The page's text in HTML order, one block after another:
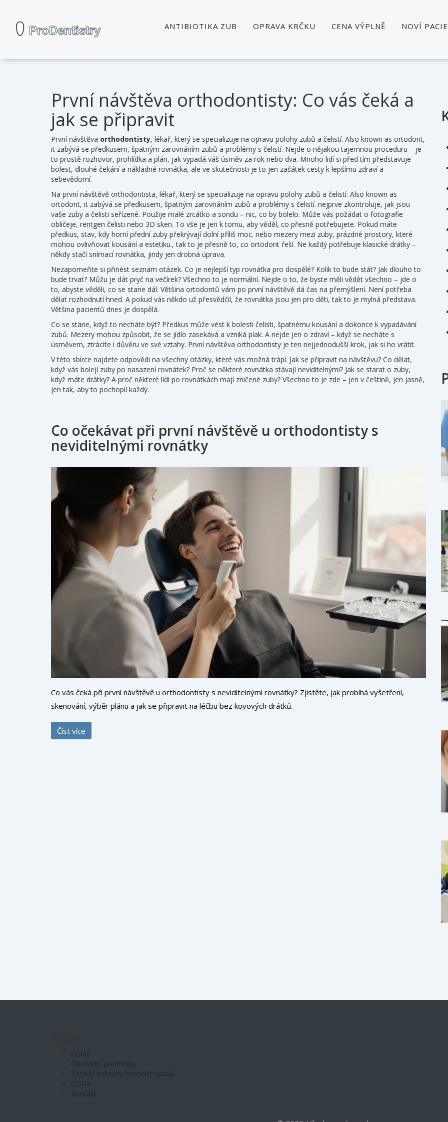
ANTIBIOTIKA ZUB OPRAVA KRČKU CENA VÝPLNĚ NOVÍ
První návštěva orthodontisty: Co vás čeká a
jak se připravit
První návštěva orthodontisty, lékař, který se specializuje na opravu polohy zubů a čelistí. Also known as ortodont,
it zabývá se předkusem, špatným zarovnáním zubů a problémy s čelistí. Nejde o nějakou tajemnou proceduru – je
to prostě rozhovor, prohlídka a plán, jak vypadá váš úsměv za rok nebo dva. Mnoho lidí si před tím představuje
bolest, dlouhé čekání a nákladné rovnátka, ale ve skutečnosti je to jen začátek cesty k lepšímu zdraví a
sebevědomí.
Na první návštěvě orthodontista, lékař, který se specializuje na opravu polohy zubů a čelistí. Also known as
ortodont, it zabývá se předkusem, špatným zarovnáním zubů a problémy s čelistí. nejprve zkontroluje, jak jsou
vaše zuby a čelisti seřízené. Použije malé zrcátko a sondu – nic, co by bolelo. Může vás požádat o fotografie
obličeje, rentgen čelisti nebo 3D sken. To vše je jen k tomu, aby věděl, co přesně potřebujete. Pokud máte
předkus, stav, kdy horní přední zuby překrývají dolní příliš moc. nebo mezery mezi zuby, prázdné prostory, které
mohou ovlivňovat kousání a estetiku., tak to je přesně to, co ortodont řeší. Ne každý potřebuje klasické drátky –
někdy stačí snímací rovnátka, jindy jen drobná úprava.
Nezapomeňte si přinést seznam otázek. Co je nejlepší typ rovnátka pro dospělé? Kolik to bude stát? Jak dlouho to
bude trvat? Můžu je dát pryč na večírek? Všechno to je normální. Nejde o to, že byste měli vědět všechno – jde o
to, abyste věděli, co se stane dál. Většina ortodontů vám po první návštěvě dá čas na přemýšlení. Není potřeba
dělat rozhodnutí hned. A pokud vás někdo už přesvědčil, že rovnátka jsou jen pro děti, tak to je mylná představa.
Většina pacientů dnes je dospělá.
Co se stane, když to necháte být? Předkus může vést k bolesti čelisti, špatnému kousání a dokonce k vypadávání
zubů. Mezery mohou způsobit, že se jídlo zasekává a vzniká plak. A nejde jen o zdraví – když se necháte s
úsměvem, ztrácíte i důvěru ve své vztahy. První návštěva orthodontisty je ten nejjednodušší krok, jak si ho vrátit.
V této sbírce najdete odpovědi na všechny otázky, které vás možná trápí. Jak se připravit na návštěvu? Co dělat,
když vás bolejí zuby po nasazení rovnátek? Proč se některé rovnátka stávají neviditelnými? Jak se starat o zuby,
když máte drátky? A proč některé lidi po rovnátkách mají zničené zuby? Všechno to je zde – jen v češtině, jen jasně,
jen tak, aby to pochopil každý.
Co očekávat při první návštěvě u orthodontisty s
neviditelnými rovnátky
Co vás čeká při první návštěvě u orthodontisty s neviditelnými rovnátky? Zjistěte, jak probíhá vyšetření,
skenování, výběr plánu a jak se připravit na léčbu bez kovových drátků.
Číst více
O nás
Obchodní podmínky
Zásady ochrany osobních údajů
GDPR
Kontakt